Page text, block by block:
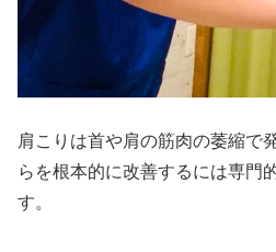
肩こりは首や肩の筋肉の萎縮で
らを根本的に改善するには専門
す。